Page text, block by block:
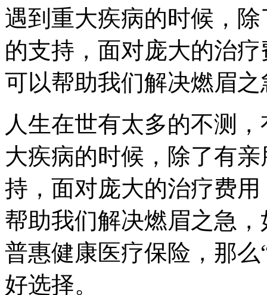
遇到重大疾病的时候，
的支持，面对庞大的治
可以帮助我们解决燃眉
人生在世有太多的不测
大疾病的时候，除了有
持，面对庞大的治疗费
帮助我们解决燃眉之急
普惠健康医疗保险，那
好选择。